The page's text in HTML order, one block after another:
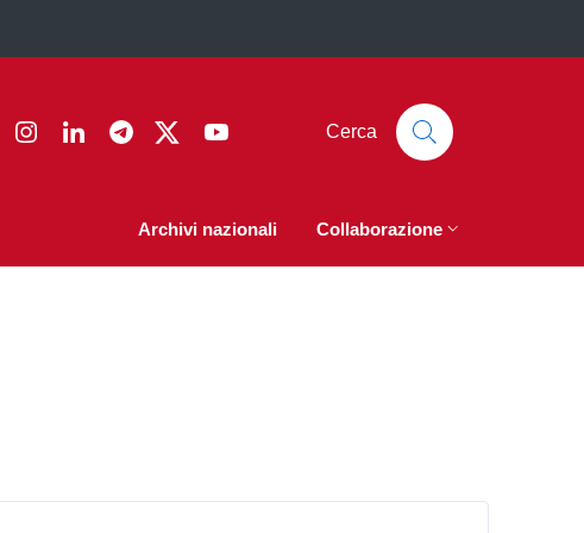
FacebookInstagramLinkedinTelegram
Twitter Cerca
Archivi nazionali Collaborazione